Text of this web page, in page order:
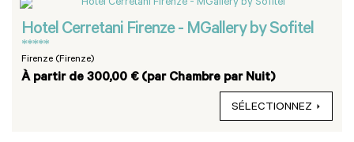
Hotel Cerretani Firenze - MGallery by Sofitel
*****
Firenze (Firenze)
À partir de 300,00 € (par Chambre par Nuit)
SÉLECTIONNEZ